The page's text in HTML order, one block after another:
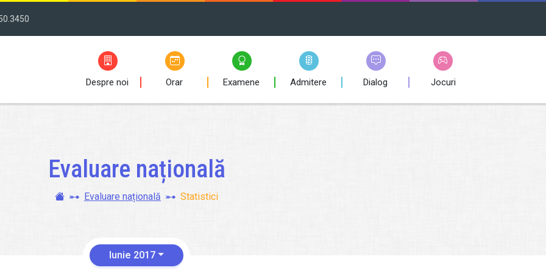
Despre noi Orar Examene Admitere Dialog Jocuri
Evaluare națională
Iunie 2017
Evaluare națională Statistici